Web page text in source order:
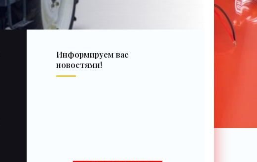
Информируем вас
новостями!